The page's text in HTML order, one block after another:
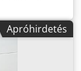
Apróhirdetés